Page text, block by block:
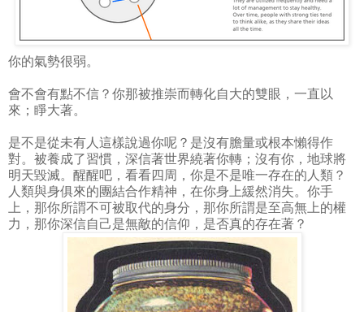
你的氣勢很弱。
會不會有點不信？你那被推崇而轉化自大的雙眼，一直以
來；睜大著。
是不是從未有人這樣說過你呢？是沒有膽量或根本懶得作
對。被養成了習慣，深信著世界繞著你轉；沒有你，地球將
明天毀滅。醒醒吧，看看四周，你是不是唯一存在的人類？
人類與身俱來的團結合作精神，在你身上緩然消失。你手
上，那你所謂不可被取代的身分，那你所謂是至高無上的權
力，那你深信自己是無敵的信仰，是否真的存在著？